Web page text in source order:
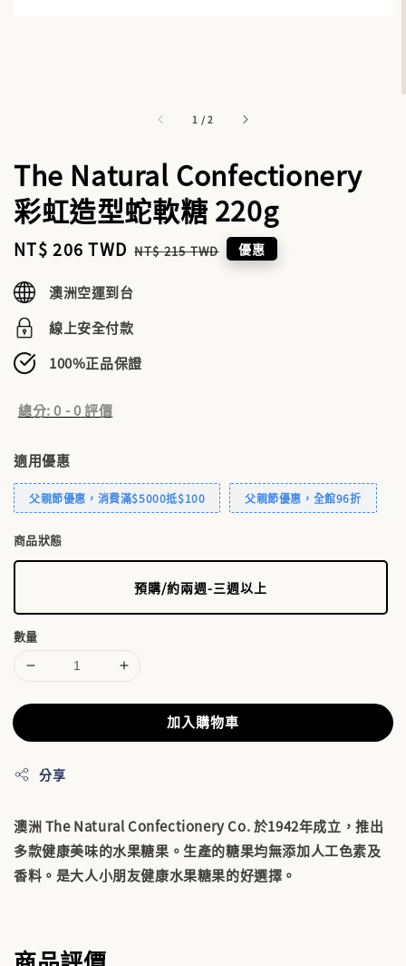
1 /2
The Natural Confectionery
彩虹造型蛇軟糖 220g
Sale
NT$ 206 TWD Regular
NT$ 215 TWD 優惠
澳洲空運到台
線上安全付款
100%正品保證
總分:0 -0評價
適用優惠
父親節優惠，消費滿$5000抵$100 父親節優惠，全館96折
商品狀態
預購/約兩週-三週以上
數量
加入購物車
分享
澳洲 The Natural Confectionery Co. 於1942年成立，推出
多款健康美味的水果糖果。生產的糖果均無添加人工色素及
香料。是大人小朋友健康水果糖果的好選擇。